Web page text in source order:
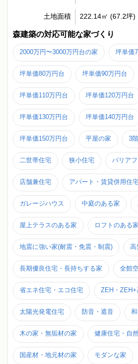
土地面積 222.14㎡ (67.2坪)
森建築の対応可能な家づくり
2000万円〜3000万円台の家 坪単価
坪単価80万円台 坪単価90万円台
坪単価110万円台 坪単価120万円台
坪単価130万円台 坪単価140万円台
坪単価150万円台 平屋の家 3
二世帯住宅 狭小住宅 バリア
店舗兼住宅 アパート・賃貸併用住
ガレージハウス 中庭のある家
屋上テラスのある家 ロフトのある家
地震に強い家(耐震・免震・制震) 高
長期優良住宅・長持ちする家 全館
省エネ住宅・エコ住宅 ZEH・
太陽光発電住宅 防音・遮音
木の家・無垢材の家 健康住宅・自
国産材・地元材の家 モダンな家